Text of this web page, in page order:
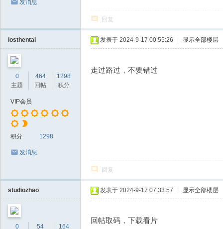
发消息
回复
losthentai
0
主题
464
回帖
1298
积分
VIP会员
积分 1298
发消息
发表于 2024-9-17 00:55:26 显示全部楼层
走过路过，不要错过
回复
studiozhao
0
54
164
发表于 2024-9-17 07:33:57 显示全部楼层
回帖取码，下载看片